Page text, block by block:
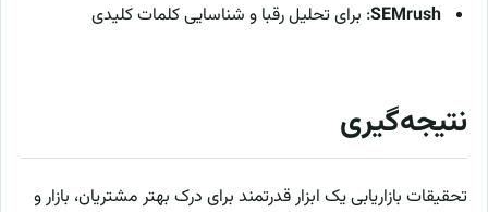
SEMrush: برای تحلیل رقبا و شناسایی کلمات کلیدی
نتیجه‌گیری
تحقیقات بازاریابی یک ابزار قدرتمند برای درک بهتر مشتریان، بازار و